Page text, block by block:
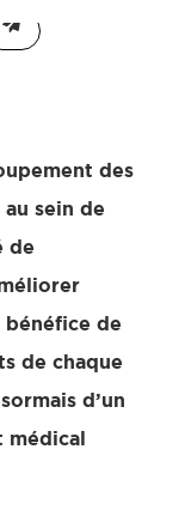
des
sein de
de
bénéfice de
de chaque
d’un
médical